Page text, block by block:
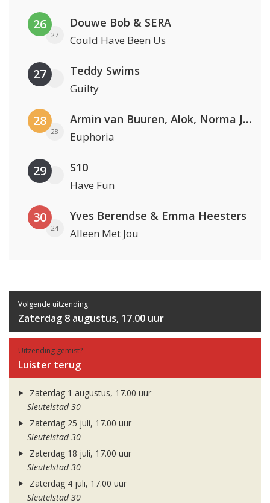
26
27
Douwe Bob & SERA
Could Have Been Us
27 Teddy Swims
Guilty
28
28
Armin van Buuren, Alok, Norma Jean Martine & LAWRENT
Euphoria
29 S10
Have Fun
30
24
Yves Berendse & Emma Heesters
Alleen Met Jou
Volgende uitzending:
Zaterdag 8 augustus, 17.00 uur
Uitzending gemist?
Luister terug
Zaterdag 1 augustus, 17.00 uur
Sleutelstad 30
Zaterdag 25 juli, 17.00 uur
Sleutelstad 30
Zaterdag 18 juli, 17.00 uur
Sleutelstad 30
Zaterdag 4 juli, 17.00 uur
Sleutelstad 30